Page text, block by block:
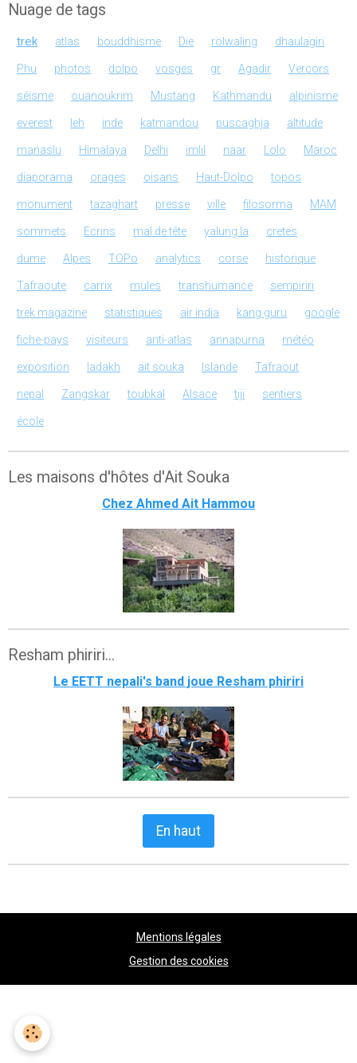
Nuage de tags
trek atlas bouddhisme Die rolwaling dhaulagiri
Phu photos dolpo vosges gr Agadir Vercors
séisme ouanoukrim Mustang Kathmandu alpinisme
everest leh inde katmandou puscaghja altitude
manaslu Himalaya Delhi imlil naar Lolo Maroc
diaporama orages oisans Haut-Dolpo topos
monument tazaghart presse ville filosorma MAM
sommets Ecrins mal de tête yalung la cretes
dume Alpes TOPo analytics corse historique
Tafraoute carrix mules transhumance sempiriri
trek magazine statistiques air india kang guru google
fiche-pays visiteurs anti-atlas annapurna météo
exposition ladakh ait souka Islande Tafraout
nepal Zangskar toubkal Alsace tiji sentiers
école
Les maisons d'hôtes d'Ait Souka
Chez Ahmed Ait Hammou
Resham phiriri...
Le EETT nepali's band joue Resham phiriri
En haut
Mentions légales
Gestion des cookies